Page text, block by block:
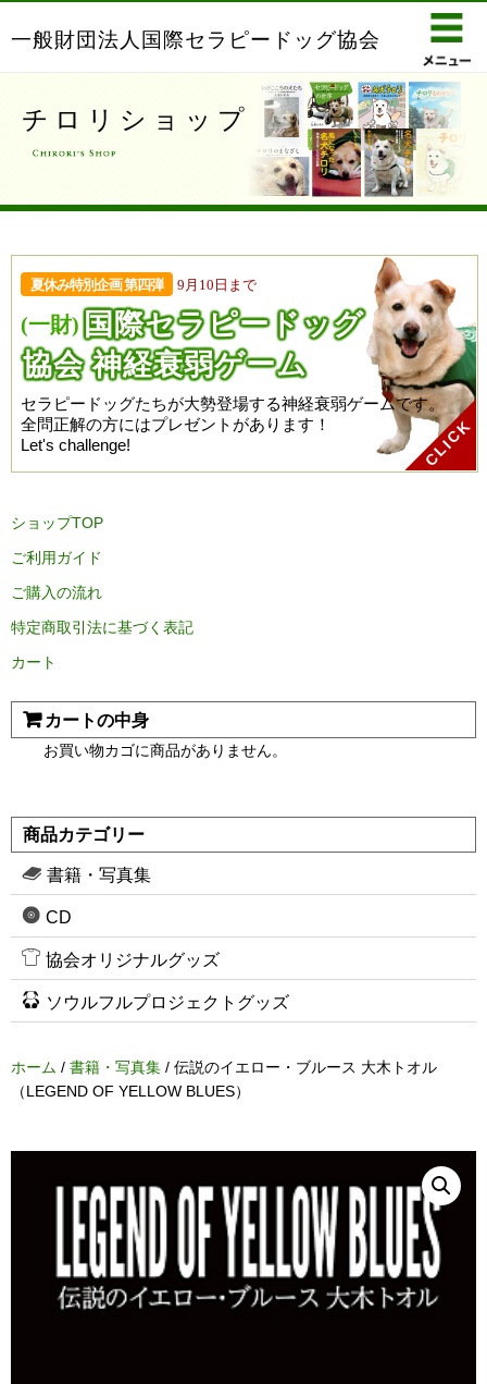
一般財団法人国際セラピードッグ協会
チロリショップ
夏休み特別企画 第四弾 9月10日まで
(一財) 国際セラピードッグ
協会 神経衰弱ゲーム
セラピードッグたちが大勢登場する神経衰弱ゲームです。
全問正解の方にはプレゼントがあります！
Let's challenge!
ショップTOP
ご利用ガイド
ご購入の流れ
特定商取引法に基づく表記
カート
カートの中身
お買い物カゴに商品がありません。
商品カテゴリー
書籍・写真集
CD
協会オリジナルグッズ
ソウルフルプロジェクトグッズ
ホーム / 書籍・写真集 / 伝説のイエロー・ブルース 大木トオル
（LEGEND OF YELLOW BLUES）